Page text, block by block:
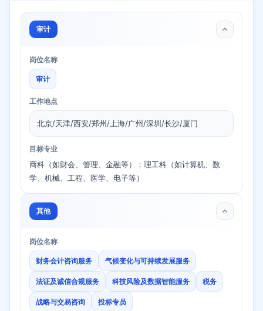
审计
岗位名称
审计
工作地点
北京/天津/西安/郑州/上海/广州/深圳/长沙/厦门
目标专业
商科（如财会、管理、金融等）；理工科（如计算机、数
学、机械、工程、医学、电子等）
其他
岗位名称
财务会计咨询服务 气候变化与可持续发展服务
法证及诚信合规服务 科技风险及数据智能服务 税务
战略与交易咨询 投标专员